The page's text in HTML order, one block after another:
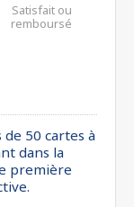
Satisfait ou
remboursé
50 cartes à
dans la
première